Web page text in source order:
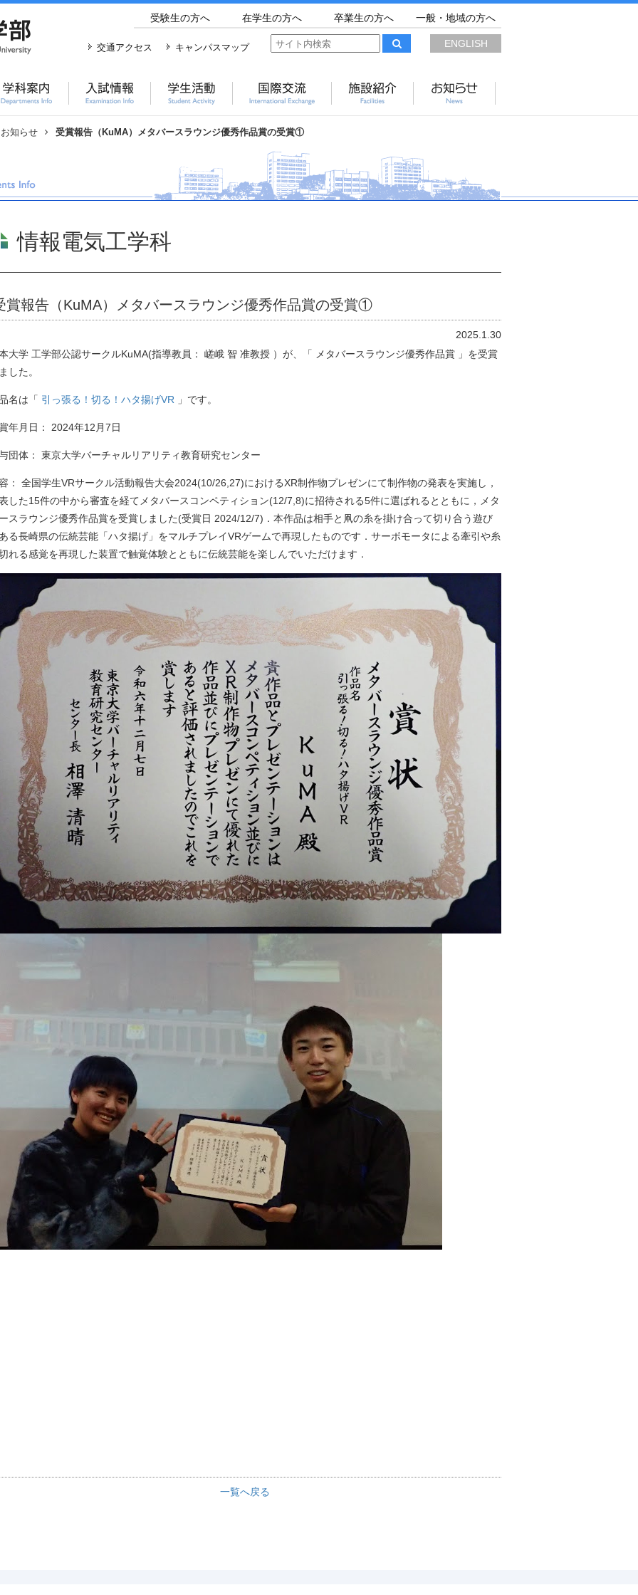
受験生の方へ 在学生の方へ 卒業生の方へ 一般・地域の方へ
交通アクセス キャンパスマップ ENGLISH
お知らせ 受賞報告（KuMA）メタバースラウンジ優秀作品賞の受賞①
情報電気工学科
賞報告（KuMA）メタバースラウンジ優秀作品賞の受賞①
2025.1.30
大学 工学部公認サークルKuMA(指導教員： 嵯峨 智 准教授 ）が、「 メタバースラウンジ優秀作品賞 」を受賞
した。
名は「 引っ張る！切る！ハタ揚げVR 」です。
年月日： 2024年12月7日
団体： 東京大学バーチャルリアリティ教育研究センター
： 全国学生VRサークル活動報告大会2024(10/26,27)におけるXR制作物プレゼンにて制作物の発表を実施し，
した15件の中から審査を経てメタバースコンペティション(12/7,8)に招待される5件に選ばれるとともに，メタ
スラウンジ優秀作品賞を受賞しました(受賞日 2024/12/7)．本作品は相手と凧の糸を掛け合って切り合う遊び
る長崎県の伝統芸能「ハタ揚げ」をマルチプレイVRゲームで再現したものです．サーボモータによる牽引や糸
れる感覚を再現した装置で触覚体験とともに伝統芸能を楽しんでいただけます．
一覧へ戻る